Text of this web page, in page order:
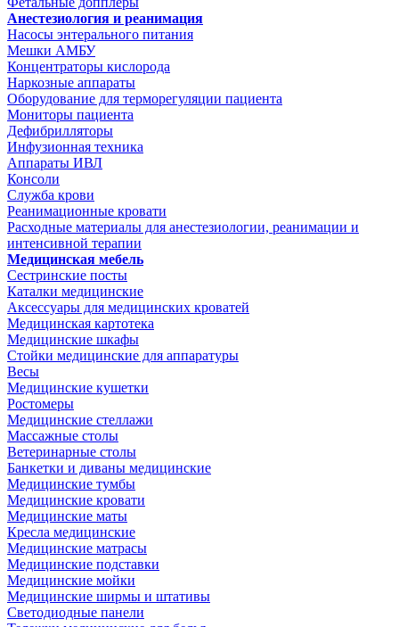
Анестезиология и реанимация
Насосы энтерального питания
Мешки АМБУ
Концентраторы кислорода
Наркозные аппараты
Оборудование для терморегуляции пациента
Мониторы пациента
Дефибрилляторы
Инфузионная техника
Аппараты ИВЛ
Консоли
Служба крови
Реанимационные кровати
Расходные материалы для анестезиологии, реанимации и
интенсивной терапии
Медицинская мебель
Сестринские посты
Каталки медицинские
Аксессуары для медицинских кроватей
Медицинская картотека
Медицинские шкафы
Стойки медицинские для аппаратуры
Весы
Медицинские кушетки
Ростомеры
Медицинские стеллажи
Массажные столы
Ветеринарные столы
Банкетки и диваны медицинские
Медицинские тумбы
Медицинские кровати
Медицинские маты
Кресла медицинские
Медицинские матрасы
Медицинские подставки
Медицинские мойки
Медицинские ширмы и штативы
Светодиодные панели